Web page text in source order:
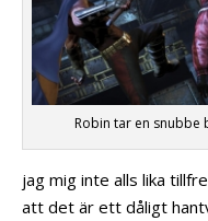
Robin tar en snubbe
jag mig inte alls lika
att det är ett dåligt